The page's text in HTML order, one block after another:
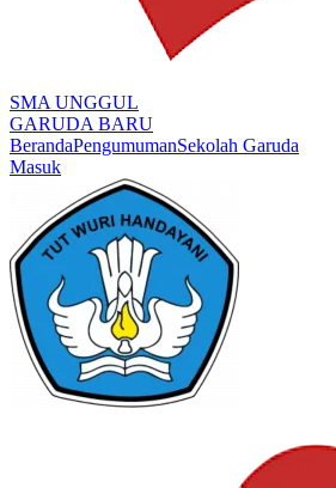
SMA UNGGUL
GARUDA BARU
BerandaPengumumanSekolah Garuda
Masuk